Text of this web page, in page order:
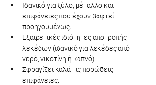
Ιδανικό για ξύλο, μέταλλο και
επιφάνειες που έχουν βαφτεί
προηγουμένως.
Εξαιρετικές ιδιότητες αποτροπής
λεκέδων (ιδανικό για λεκέδες από
νερό, νικοτίνη ή καπνό).
Σφραγίζει καλά τις πορώδεις
επιφάνειες.